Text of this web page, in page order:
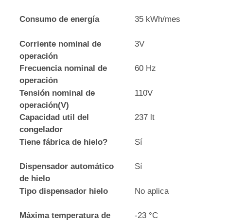
Consumo de energía 35 kWh/mes
Corriente nominal de
operación
3V
Frecuencia nominal de
operación
60 Hz
Tensión nominal de
operación(V)
110V
Capacidad util del
congelador
237 lt
Tiene fábrica de hielo? Sí
Dispensador automático
de hielo
Sí
Tipo dispensador hielo No aplica
Máxima temperatura de
-23 °C